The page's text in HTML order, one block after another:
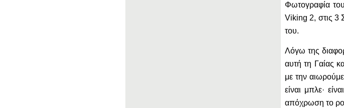
Φωτογραφία
Viking 2, στις 3
του.
Λόγω της
αυτή τη Γαίας
με την
είναι μπλε·
απόχρωση το